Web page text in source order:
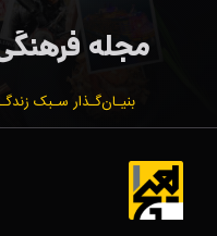
بنیـان‌گـذار سـبک